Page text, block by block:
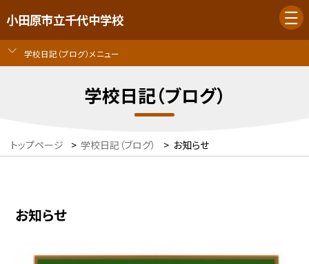
小田原市立千代中学校
学校日記（ブログ）メニュー
学校日記（ブログ）
トップページ > 学校日記（ブログ） > お知らせ
お知らせ